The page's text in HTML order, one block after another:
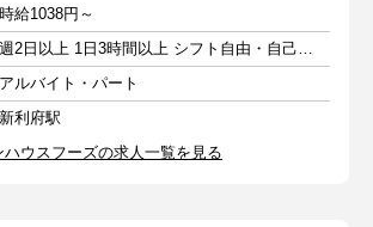
時給1038円～
週2日以上 1日3時間以上 シフト自由・自己申告
アルバイト・パート
新利府駅
ウスフーズの求人一覧を見る